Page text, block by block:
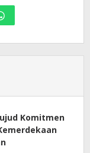
Komitmen